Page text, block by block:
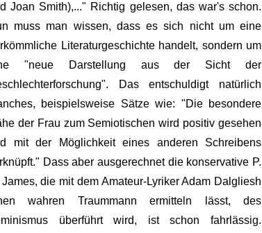
Joan Smith),..." Richtig gelesen, das war's schon.
muss man wissen, dass es sich nicht um eine
Literaturgeschichte handelt, sondern um
"neue Darstellung aus der Sicht der
Das entschuldigt natürlich
beispielsweise Sätze wie: "Die besondere
der Frau zum Semiotischen wird positiv gesehen
mit der Möglichkeit eines anderen Schreibens
Dass aber ausgerechnet die konservative P.
James, die mit dem Amateur-Lyriker Adam Dalgliesh
wahren Traummann ermitteln lässt, des
überführt wird, ist schon fahrlässig.